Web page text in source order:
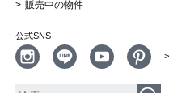
販売中の物件
公式SNS